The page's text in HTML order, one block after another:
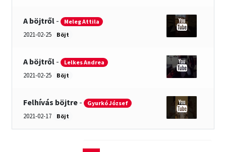
A böjtről - Meleg Attila
2021-02-25 Böjt
A böjtről - Lelkes Andrea
2021-02-25 Böjt
Felhívás böjtre - Gyurkó József
2021-02-17 Böjt